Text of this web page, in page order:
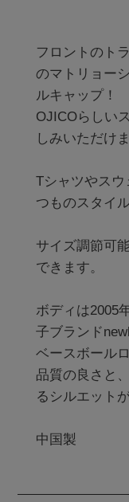
フロントのト
のマトリョー
ルキャップ！
OJICOらしい
しみいただけ
Tシャツやス
つものスタイ
サイズ調節可
できます。
ボディは2005
子ブランド
ベースボール
品質の良さと
るシルエット